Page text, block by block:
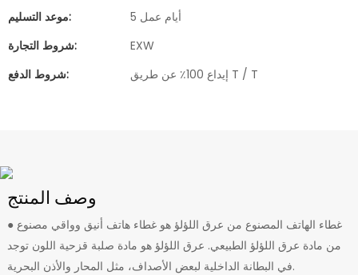
موعد التسليم:
5 أيام عمل
شروط التجارة:
EXW
شروط الدفع:
إيداع 100٪ عن طريق T / T
وصف المنتج
● غطاء الهاتف المصنوع من عرق اللؤلؤ هو غطاء هاتف أنيق وواقي مصنوع
من مادة عرق اللؤلؤ الطبيعي. عرق اللؤلؤ هو مادة صلبة قزحية اللون توجد
في البطانة الداخلية لبعض الأصداف، مثل المحار والأذن البحرية.